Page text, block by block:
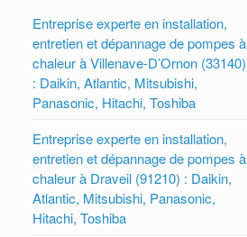
Entreprise experte en installation,
entretien et dépannage de pompes à
chaleur à Villenave-D’Ornon (33140)
: Daikin, Atlantic, Mitsubishi,
Panasonic, Hitachi, Toshiba
Entreprise experte en installation,
entretien et dépannage de pompes à
chaleur à Draveil (91210) : Daikin,
Atlantic, Mitsubishi, Panasonic,
Hitachi, Toshiba